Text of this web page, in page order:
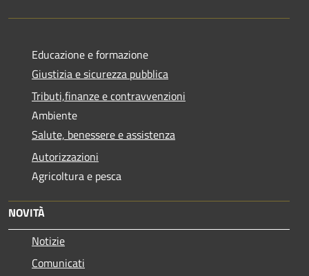
Educazione e formazione
Giustizia e sicurezza pubblica
Tributi,finanze e contravvenzioni
Ambiente
Salute, benessere e assistenza
Autorizzazioni
Agricoltura e pesca
NOVITÀ
Notizie
Comunicati